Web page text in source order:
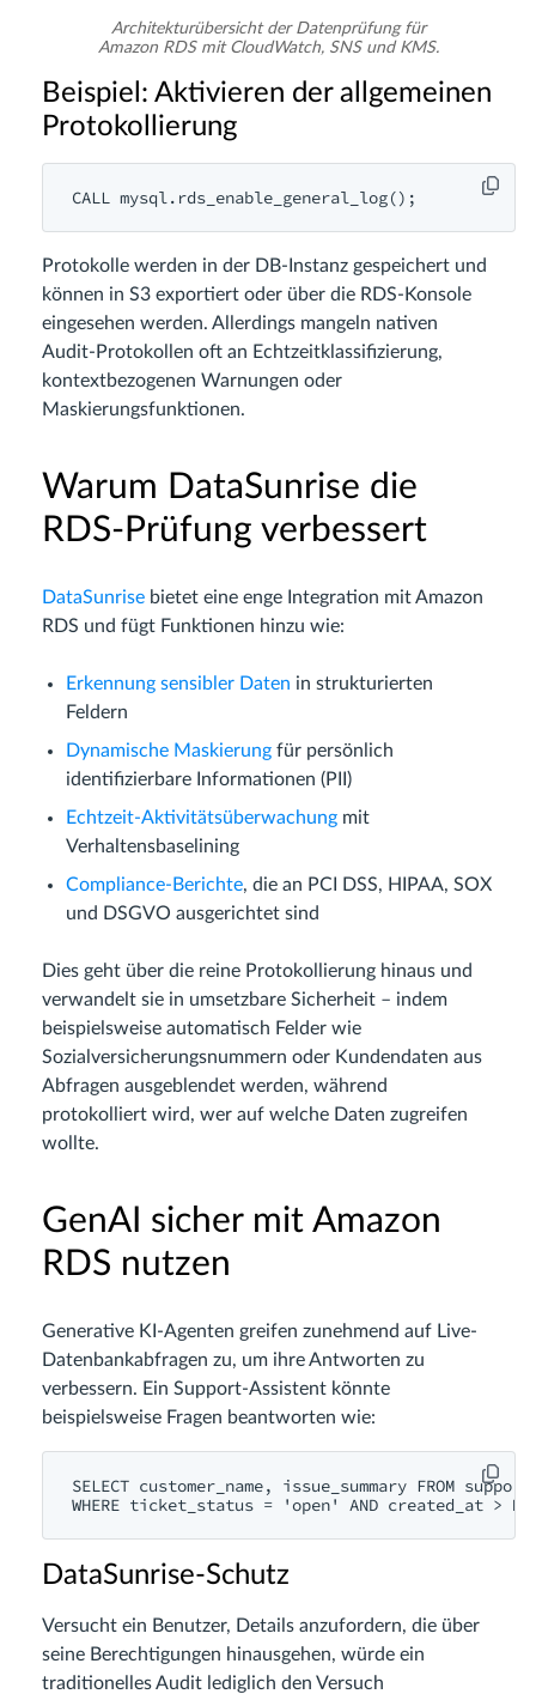
Architekturübersicht der Datenprüfung für
Amazon RDS mit CloudWatch, SNS und KMS.
Beispiel: Aktivieren der allgemeinen
Protokollierung
Protokolle werden in der DB-Instanz gespeichert und
können in S3 exportiert oder über die RDS-Konsole
eingesehen werden. Allerdings mangeln nativen
Audit-Protokollen oft an Echtzeitklassifizierung,
kontextbezogenen Warnungen oder
Maskierungsfunktionen.
Warum DataSunrise die
RDS-Prüfung verbessert
DataSunrise bietet eine enge Integration mit Amazon
RDS und fügt Funktionen hinzu wie:
Erkennung sensibler Daten in strukturierten
Feldern
Dynamische Maskierung für persönlich
identifizierbare Informationen (PII)
Echtzeit-Aktivitätsüberwachung mit
Verhaltensbaselining
Compliance-Berichte, die an PCI DSS, HIPAA, SOX
und DSGVO ausgerichtet sind
Dies geht über die reine Protokollierung hinaus und
verwandelt sie in umsetzbare Sicherheit – indem
beispielsweise automatisch Felder wie
Sozialversicherungsnummern oder Kundendaten aus
Abfragen ausgeblendet werden, während
protokolliert wird, wer auf welche Daten zugreifen
wollte.
GenAI sicher mit Amazon
RDS nutzen
Generative KI-Agenten greifen zunehmend auf Live-
Datenbankabfragen zu, um ihre Antworten zu
verbessern. Ein Support-Assistent könnte
beispielsweise Fragen beantworten wie:
SELECT customer_name, issue_summary FROM
DataSunrise-Schutz
Versucht ein Benutzer, Details anzufordern, die über
seine Berechtigungen hinausgehen, würde ein
traditionelles Audit lediglich den Versuch